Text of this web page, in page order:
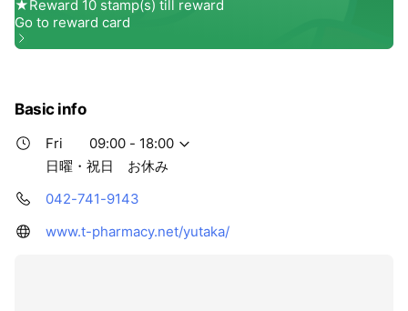
Basic info
Fri
09:00 - 18:00
日曜・祝日 お休み
042-741-9143
www.t-pharmacy.net/yutaka/